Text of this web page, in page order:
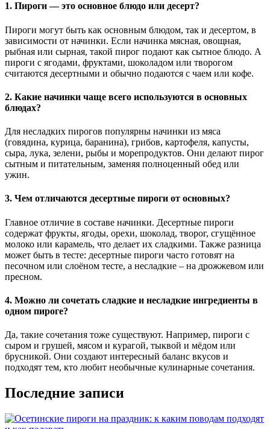
1. Пироги — это основное блюдо или десерт?
Пироги могут быть как основным блюдом, так и десертом, в
зависимости от начинки. Если начинка мясная, овощная,
рыбная или сырная, такой пирог подают как сытное блюдо. А
пироги с ягодами, фруктами, шоколадом или творогом
считаются десертными и обычно подаются с чаем или кофе.
2. Какие начинки чаще всего используются в основных
блюдах?
Для несладких пирогов популярны начинки из мяса
(говядина, курица, баранина), грибов, картофеля, капусты,
сыра, лука, зелени, рыбы и морепродуктов. Они делают пирог
сытным и питательным, заменяя полноценный обед или
ужин.
3. Чем отличаются десертные пироги от основных?
Главное отличие в составе начинки. Десертные пироги
содержат фрукты, ягоды, орехи, шоколад, творог, сгущённое
молоко или карамель, что делает их сладкими. Также разница
может быть в тесте: десертные пироги часто готовят на
песочном или слоёном тесте, а несладкие – на дрожжевом или
пресном.
4. Можно ли сочетать сладкие и несладкие ингредиенты в
одном пироге?
Да, такие сочетания тоже существуют. Например, пироги с
сыром и грушей, мясом и курагой, тыквой и мёдом или
брусникой. Они создают интересный баланс вкусов и
подходят тем, кто любит необычные кулинарные сочетания.
Последние записи